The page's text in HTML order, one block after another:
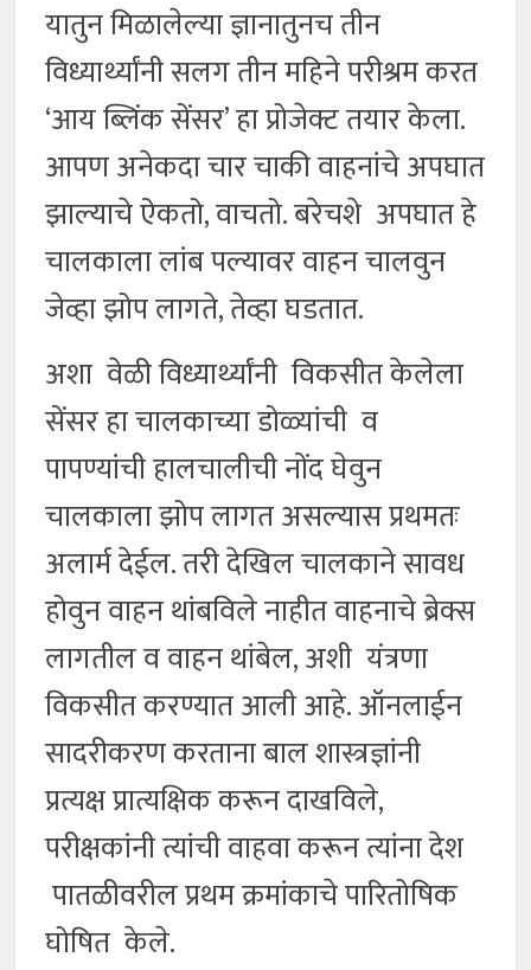
यातुन मिळालेल्या ज्ञानातुनच तीन
विध्यार्थ्यांनी सलग तीन महिने परीश्रम करत
‘आय ब्लिंक सेंसर’ हा प्रोजेक्ट तयार केला.
आपण अनेकदा चार चाकी वाहनांचे अपघात
झाल्याचे ऐकतो, वाचतो. बरेचशे अपघात हे
चालकाला लांब पल्यावर वाहन चालवुन
जेव्हा झोप लागते, तेव्हा घडतात.
अशा वेळी विध्यार्थ्यांनी विकसीत केलेला
सेंसर हा चालकाच्या डोळ्यांची व
पापण्यांची हालचालीची नोंद घेवुन
चालकाला झोप लागत असल्यास प्रथमतः
अलार्म देईल. तरी देखिल चालकाने सावध
होवुन वाहन थांबविले नाहीत वाहनाचे ब्रेक्स
लागतील व वाहन थांबेल, अशी यंत्रणा
विकसीत करण्यात आली आहे. ऑनलाईन
सादरीकरण करताना बाल शास्त्रज्ञांनी
प्रत्यक्ष प्रात्यक्षिक करून दाखविले,
परीक्षकांनी त्यांची वाहवा करून त्यांना देश
पातळीवरील प्रथम क्रमांकाचे पारितोषिक
घोषित केले.